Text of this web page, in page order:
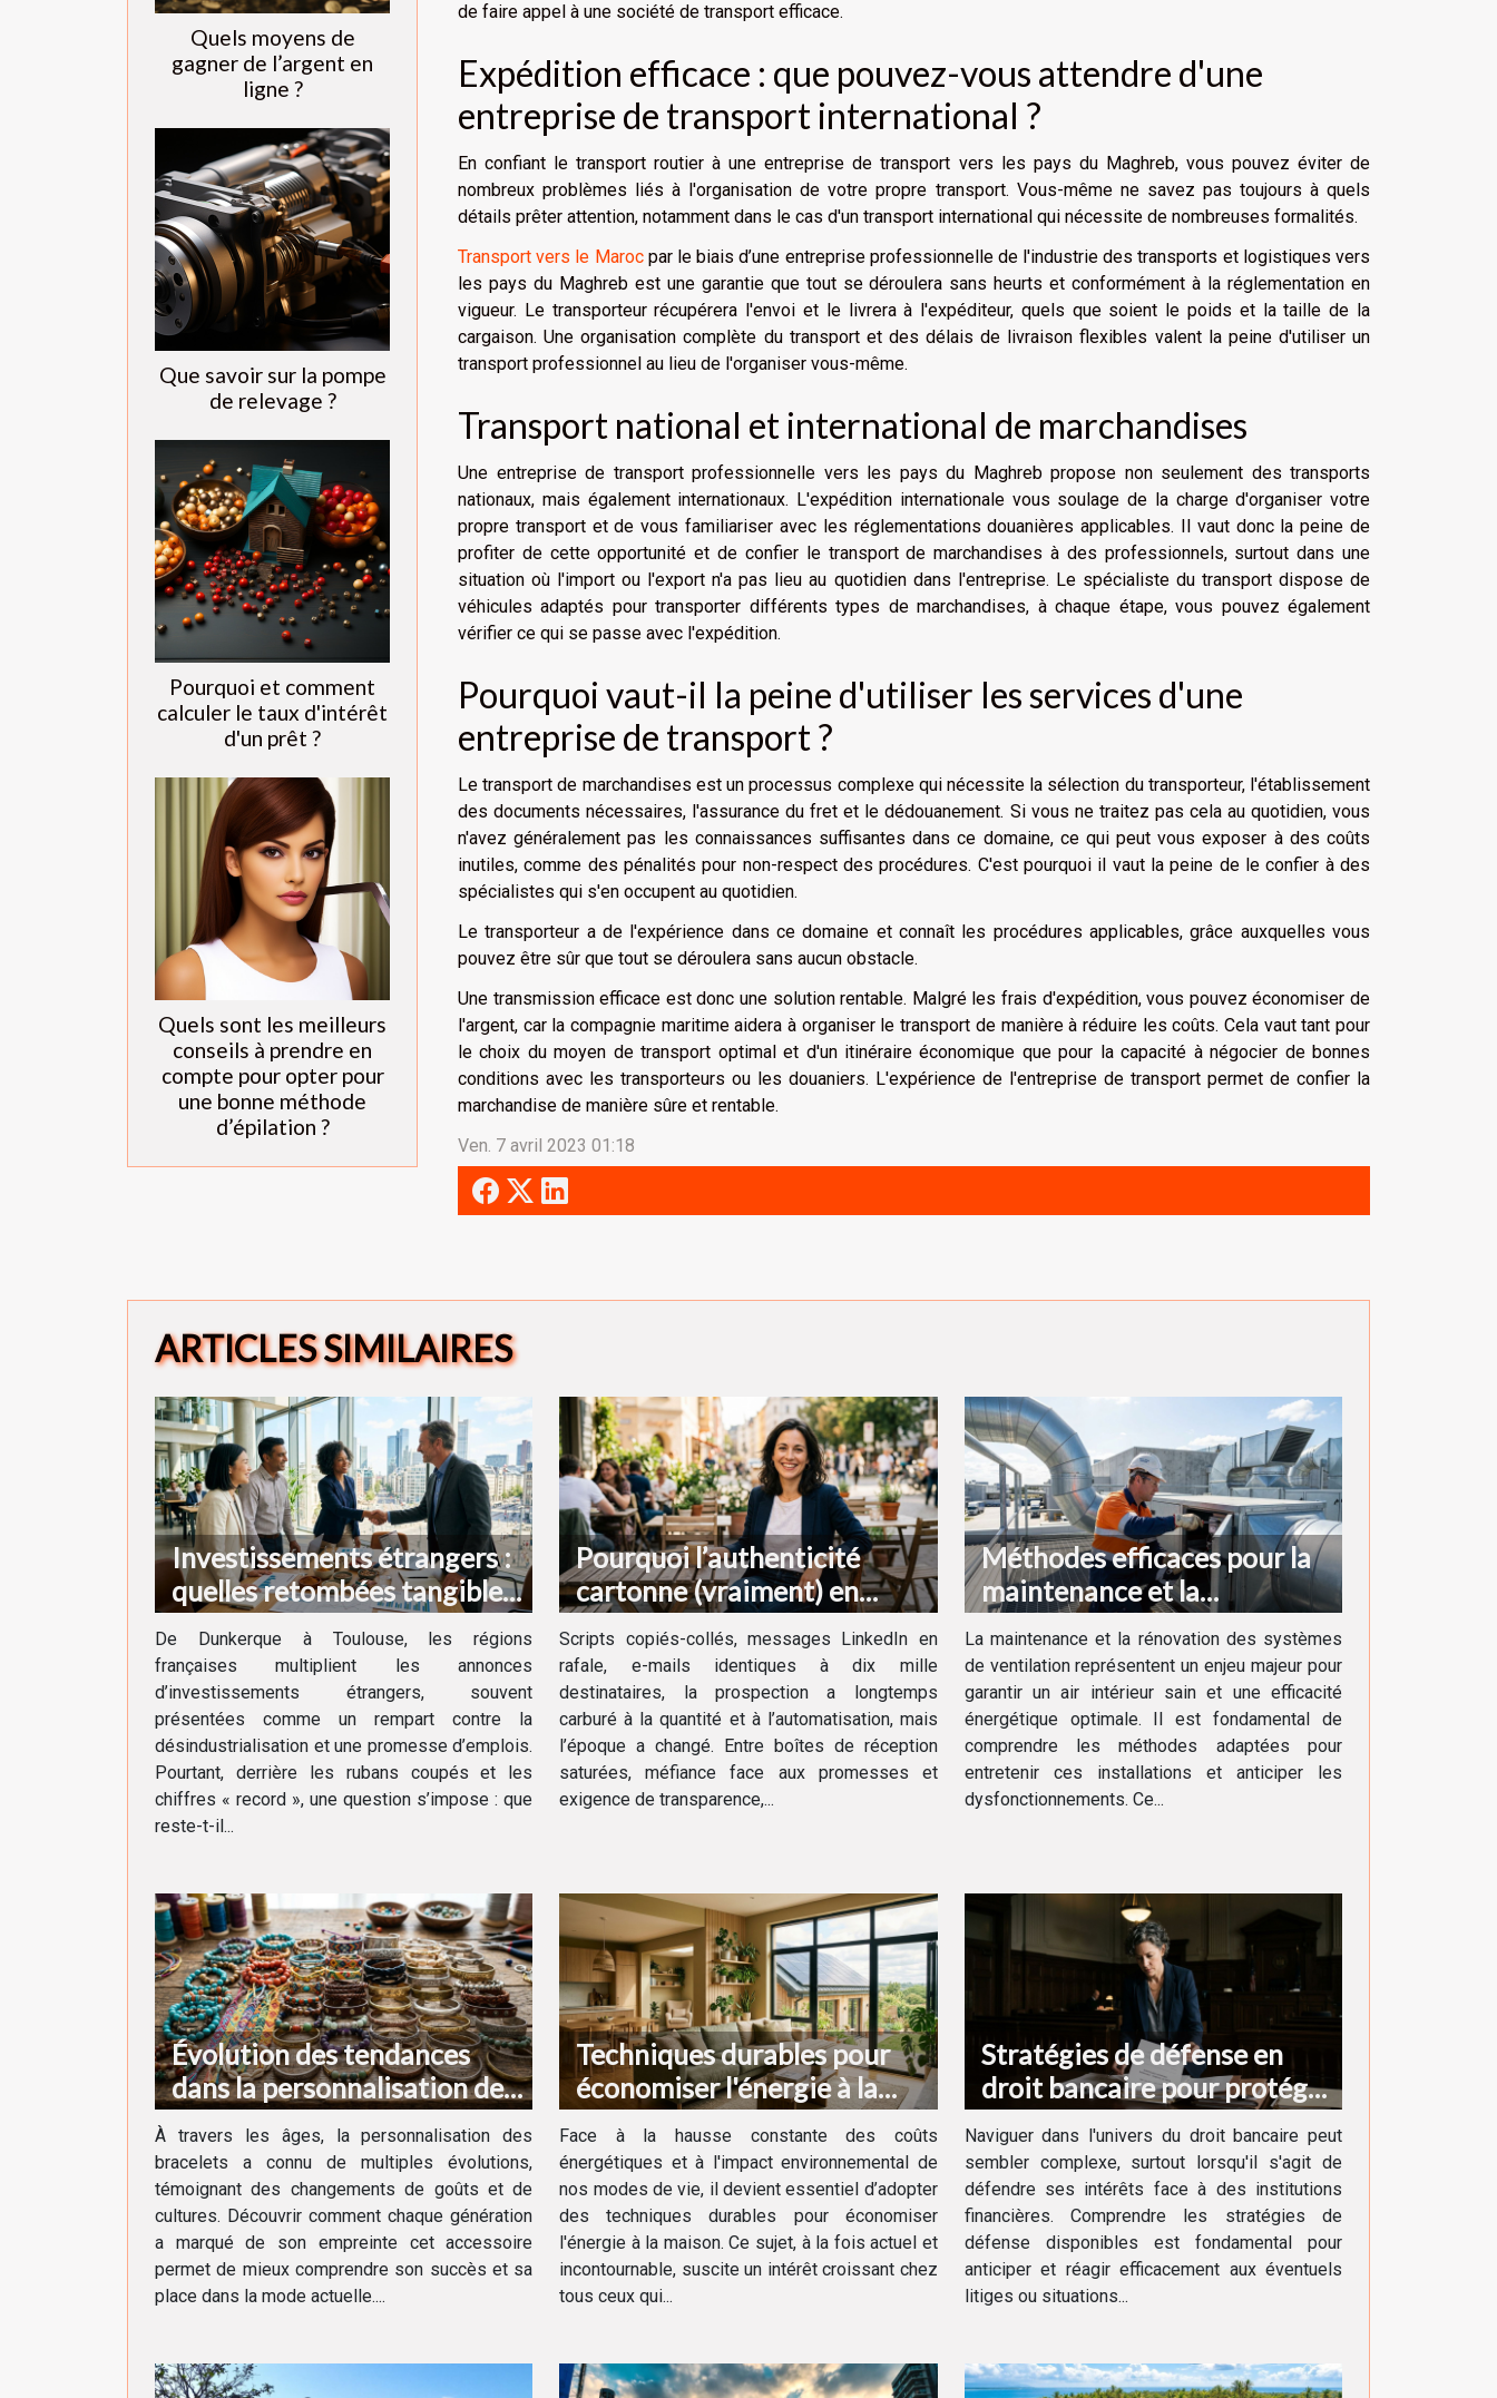
Quels moyens de
gagner de l’argent en
ligne ?
Que savoir sur la pompe
de relevage ?
Pourquoi et comment
calculer le taux d'intérêt
d'un prêt ?
Quels sont les meilleurs
conseils à prendre en
compte pour opter pour
une bonne méthode
d’épilation ?
de faire appel à une société de transport efficace.
Expédition efficace : que pouvez-vous attendre d'une
entreprise de transport international ?
En confiant le transport routier à une entreprise de transport vers les pays du Maghreb, vous pouvez éviter de
nombreux problèmes liés à l'organisation de votre propre transport. Vous-même ne savez pas toujours à quels
détails prêter attention, notamment dans le cas d'un transport international qui nécessite de nombreuses formalités.
Transport vers le Marocpar le biais d’une entreprise professionnelle de l'industrie des transports et logistiques vers
les pays du Maghreb est une garantie que tout se déroulera sans heurts et conformément à la réglementation en
vigueur. Le transporteur récupérera l'envoi et le livrera à l'expéditeur, quels que soient le poids et la taille de la
cargaison. Une organisation complète du transport et des délais de livraison flexibles valent la peine d'utiliser un
transport professionnel au lieu de l'organiser vous-même.
Transport national et international de marchandises
Une entreprise de transport professionnelle vers les pays du Maghreb propose non seulement des transports
nationaux, mais également internationaux. L'expédition internationale vous soulage de la charge d'organiser votre
propre transport et de vous familiariser avec les réglementations douanières applicables. Il vaut donc la peine de
profiter de cette opportunité et de confier le transport de marchandises à des professionnels, surtout dans une
situation où l'import ou l'export n'a pas lieu au quotidien dans l'entreprise. Le spécialiste du transport dispose de
véhicules adaptés pour transporter différents types de marchandises, à chaque étape, vous pouvez également
vérifier ce qui se passe avec l'expédition.
Pourquoi vaut-il la peine d'utiliser les services d'une
entreprise de transport ?
Le transport de marchandises est un processus complexe qui nécessite la sélection du transporteur, l'établissement
des documents nécessaires, l'assurance du fret et le dédouanement. Si vous ne traitez pas cela au quotidien, vous
n'avez généralement pas les connaissances suffisantes dans ce domaine, ce qui peut vous exposer à des coûts
inutiles, comme des pénalités pour non-respect des procédures. C'est pourquoi il vaut la peine de le confier à des
spécialistes qui s'en occupent au quotidien.
Le transporteur a de l'expérience dans ce domaine et connaît les procédures applicables, grâce auxquelles vous
pouvez être sûr que tout se déroulera sans aucun obstacle.
Une transmission efficace est donc une solution rentable. Malgré les frais d'expédition, vous pouvez économiser de
l'argent, car la compagnie maritime aidera à organiser le transport de manière à réduire les coûts. Cela vaut tant pour
le choix du moyen de transport optimal et d'un itinéraire économique que pour la capacité à négocier de bonnes
conditions avec les transporteurs ou les douaniers. L'expérience de l'entreprise de transport permet de confier la
marchandise de manière sûre et rentable.
Ven. 7 avril 2023 01:18
ARTICLES SIMILAIRES
Investissements étrangers :
quelles retombées tangibles
pour nos régions ?
De Dunkerque à Toulouse, les régions
françaises multiplient les annonces
d’investissements étrangers, souvent
présentées comme un rempart contre la
désindustrialisation et une promesse d’emplois.
Pourtant, derrière les rubans coupés et les
chiffres « record », une question s’impose : que
reste-t-il...
Pourquoi l’authenticité
cartonne (vraiment) en
prospection
Scripts copiés-collés, messages LinkedIn en
rafale, e-mails identiques à dix mille
destinataires, la prospection a longtemps
carburé à la quantité et à l’automatisation, mais
l’époque a changé. Entre boîtes de réception
saturées, méfiance face aux promesses et
exigence de transparence,...
Méthodes efficaces pour la
maintenance et la
rénovation des systèmes de
ventilation
La maintenance et la rénovation des systèmes
de ventilation représentent un enjeu majeur pour
garantir un air intérieur sain et une efficacité
énergétique optimale. Il est fondamental de
comprendre les méthodes adaptées pour
entretenir ces installations et anticiper les
dysfonctionnements. Ce...
Évolution des tendances
dans la personnalisation de
bracelets au fil des
générations
À travers les âges, la personnalisation des
bracelets a connu de multiples évolutions,
témoignant des changements de goûts et de
cultures. Découvrir comment chaque génération
a marqué de son empreinte cet accessoire
permet de mieux comprendre son succès et sa
place dans la mode actuelle....
Techniques durables pour
économiser l'énergie à la
maison
Face à la hausse constante des coûts
énergétiques et à l'impact environnemental de
nos modes de vie, il devient essentiel d’adopter
des techniques durables pour économiser
l'énergie à la maison. Ce sujet, à la fois actuel et
incontournable, suscite un intérêt croissant chez
tous ceux qui...
Stratégies de défense en
droit bancaire pour protéger
vos intérêts
Naviguer dans l'univers du droit bancaire peut
sembler complexe, surtout lorsqu'il s'agit de
défendre ses intérêts face à des institutions
financières. Comprendre les stratégies de
défense disponibles est fondamental pour
anticiper et réagir efficacement aux éventuels
litiges ou situations...